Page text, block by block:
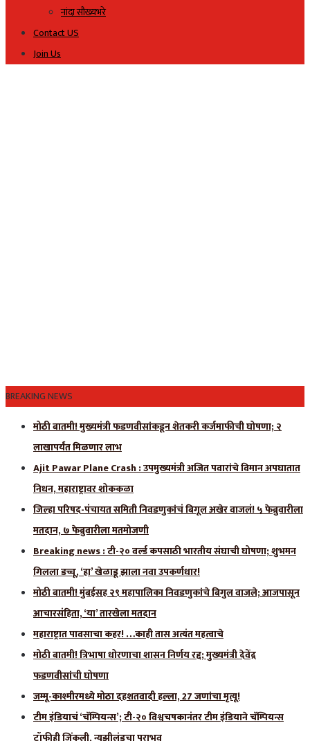
नांदा सौख्यभरे
Contact US
Join Us
BREAKING NEWS
मोठी बातमी! मुख्यमंत्री फडणवीसांकडून शेतकरी कर्जमाफीची घोषणा; २
लाखापर्यंत मिळणार लाभ
Ajit Pawar Plane Crash : उपमुख्यमंत्री अजित पवारांचे विमान अपघातात
निधन, महाराष्ट्रावर शोककळा
जिल्हा परिषद-पंचायत समिती निवडणुकांचं बिगूल अखेर वाजलं! ५ फेब्रुवारीला
मतदान, ७ फेब्रुवारीला मतमोजणी
Breaking news : टी-२० वर्ल्ड कपसाठी भारतीय संघाची घोषणा; शुभमन
गिलला डच्चू, ‘हा’ खेळाडू झाला नवा उपकर्णधार!
मोठी बातमी! मुंबईसह २९ महापालिका निवडणुकांचे बिगुल वाजले; आजपासून
आचारसंहिता, ‘या’ तारखेला मतदान
महाराष्ट्रात पावसाचा कहर! …काही तास अत्यंत महत्वाचे
मोठी बातमी! त्रिभाषा धोरणाचा शासन निर्णय रद्द; मुख्यमंत्री देवेंद्र
फडणवीसांची घोषणा
जम्मू-काश्मीरमध्ये मोठा दहशतवादी हल्ला, 27 जणांचा मृत्यू!
टीम इंडियाचं ‘चॅम्पियन्स’; टी-२० विश्वचषकानंतर टीम इंडियाने चॅम्पियन्स